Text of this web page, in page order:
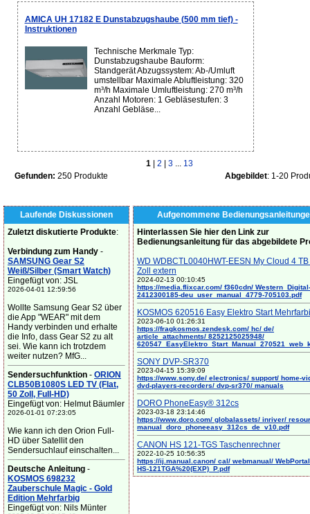
AMICA UH 17182 E Dunstabzugshaube (500 mm tief) -
Instruktionen
Technische Merkmale Typ:
Dunstabzugshaube Bauform:
Standgerät Abzugssystem: Ab-/Umluft
umstellbar Maximale Abluftleistung: 320
m³/h Maximale Umluftleistung: 270 m³/h
Anzahl Motoren: 1 Gebläsestufen: 3
Anzahl Gebläse...
1 2 3... 13
Gefunden: 250 Produkte Abgebildet: 1-20
Laufende Diskussionen
Zuletzt diskutierte Produkte:
Verbindung zum Handy -
SAMSUNG Gear S2
Weiß/Silber (Smart Watch)
Eingefügt von: JSL
2026-04-01 12:59:56
Wollte Samsung Gear S2 über
die App "WEAR" mit dem
Handy verbinden und erhalte
die Info, dass Gear S2 zu alt
sei. Wie kann ich trotzdem
weiter nutzen? MfG...
Sendersuchfunktion - ORION
CLB50B1080S LED TV (Flat,
50 Zoll, Full-HD)
Eingefügt von: Helmut Bäumler
2026-01-01 07:23:05
Wie kann ich den Orion Full-
HD über Satellit den
Sendersuchlauf einschalten...
Deutsche Anleitung -
KOSMOS 698232
Zauberschule Magic - Gold
Edition Mehrfarbig
Eingefügt von: Nils Münter
Aufgenommene
Hinterlassen Sie hier den Link zur
Bedienungsanleitung für das abgebildete
WD WDBCTL0040HWT-EESN My Cloud 4
Zoll extern
2024-02-13 00:10:45
https://media.flixcar.com/ f360cdn/ Western_Digital-
2412300185-deu_user_manual_4779-705103.pdf
KOSMOS 620516 Easy Elektro Start
2023-06-10 01:26:31
https://fragkosmos.zendesk.com/ hc/ de/
article_attachments/ 8252125025948/
SONY DVP-SR370
2023-04-15 15:39:09
https://www.sony.de/ electronics/ support/ home-
dvd-players-recorders/ dvp-sr370/ manuals
DORO PhoneEasy® 312cs
2023-03-18 23:14:46
https://www.doro.com/ globalassets/ inriver/
manual_doro_phoneeasy_312cs_de_v10.pdf
CANON HS 121-TGS Taschenrechner
2022-10-25 10:56:35
https://ij.manual.canon/ cal/ webmanual/
HS-121TGA%20(EXP)_P.pdf